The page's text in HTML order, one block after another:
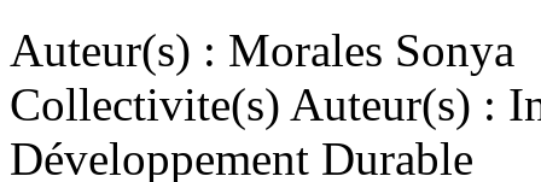
Auteur(s) : Morales Sonya
Collectivite(s) Auteur(s) :
Développement Durable